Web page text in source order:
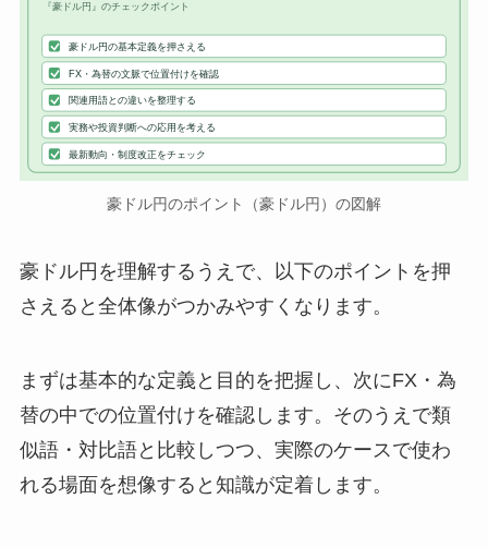
『豪ドル円』のチェックポイント
豪ドル円の基本定義を押さえる
FX・為替の文脈で位置付けを確認
関連用語との違いを整理する
実務や投資判断への応用を考える
最新動向・制度改正をチェック
豪ドル円のポイント（豪ドル円）の図解
豪ドル円を理解するうえで、以下のポイントを押
さえると全体像がつかみやすくなります。
まずは基本的な定義と目的を把握し、次にFX・為
替の中での位置付けを確認します。そのうえで類
似語・対比語と比較しつつ、実際のケースで使わ
れる場面を想像すると知識が定着します。